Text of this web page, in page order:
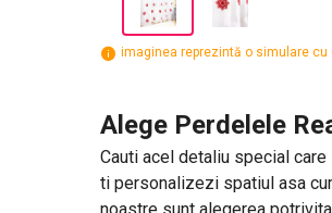
imaginea reprezintă o simulare cu
Alege Perdelele
Cauti acel detaliu special
ti personalizezi spatiul asa